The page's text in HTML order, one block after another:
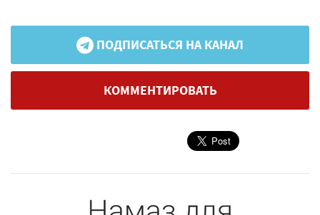
ПОДПИСАТЬСЯ НА КАНАЛ
КОММЕНТИРОВАТЬ